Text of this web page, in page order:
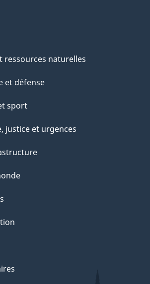
ressources naturelles
et défense
sport
justice et urgences